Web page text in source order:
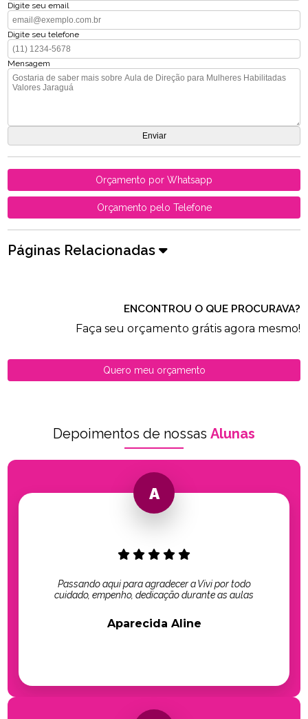
Digite seu email
Digite seu telefone
Mensagem
Orçamento por Whatsapp
Orçamento pelo Telefone
Páginas Relacionadas
ENCONTROU O QUE PROCURAVA?
Faça seu orçamento grátis agora mesmo!
Quero meu orçamento
Depoimentos de nossas Alunas
Passando aqui para agradecer a Vivi por todo
cuidado, empenho, dedicação durante as aulas
Aparecida Aline